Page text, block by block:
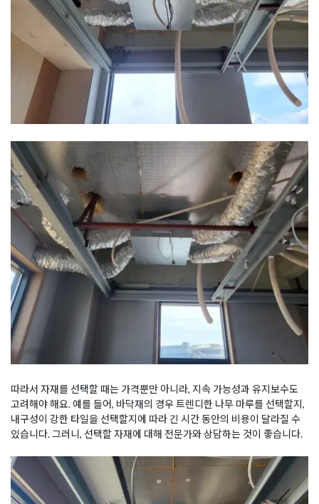
따라서 자재를 선택할 때는 가격뿐만 아니라, 지속 가능성과 유지보수도
고려해야 해요. 예를 들어, 바닥재의 경우 트렌디한 나무 마루를 선택할지,
내구성이 강한 타일을 선택할지에 따라 긴 시간 동안의 비용이 달라질 수
있습니다. 그러니, 선택할 자재에 대해 전문가와 상담하는 것이 좋습니다.